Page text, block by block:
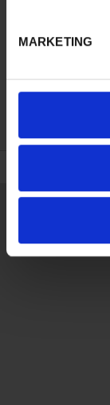
MARKETING